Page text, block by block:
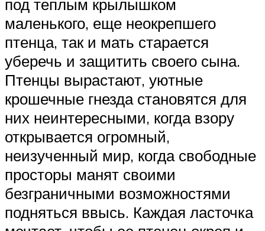
под теплым крылышком
маленького, еще неокрепшего
птенца, так и мать старается
уберечь и защитить своего сына.
Птенцы вырастают, уютные
крошечные гнезда становятся для
них неинтересными, когда взору
открывается огромный,
неизученный мир, когда свободные
просторы манят своими
безграничными возможностями
подняться ввысь. Каждая ласточка